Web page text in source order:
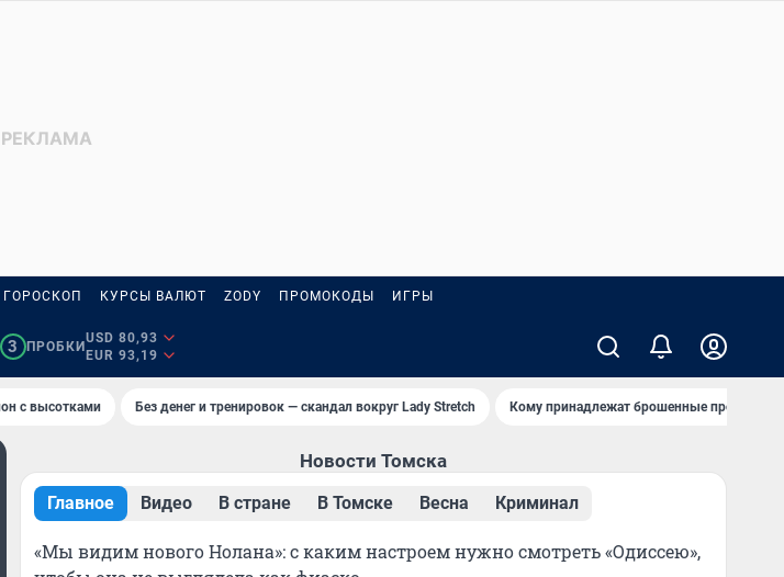
ГОРОСКОП КУРСЫ ВАЛЮТ ZODY ПРОМОКОДЫ ИГРЫ
3 ПРОБКИ
USD 80,93
EUR 93,19
с высотками Без денег и тренировок — скандал вокруг Lady Stretch Кому принадлежат брошенные пробирки?
Новости Томска
Главное Видео В стране В Томске Весна Криминал
«Мы видим нового Нолана»: с каким настроем нужно смотреть «Одиссею»,